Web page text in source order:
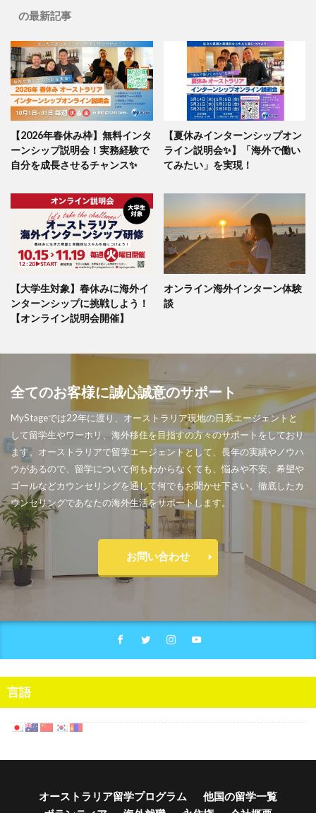
の最新記事
【2026年春休み枠】無料インタ
ーンシップ説明会！実務経験で
自分を成長させるチャンス✨️
【夏休みインターンシップオン
ライン説明会✨】「海外で働い
てみたい」を実現！
【大学生対象】春休みに海外イ
ンターンシップに挑戦しよう！
【オンライン説明会開催】
オンライン海外インターン体験
談
全てのお客様に誠心誠意のサポート
MyStageでは22年に渡り、オーストラリア現地の日系エージェントと
して留学生やワーホリ、海外移住を目指すの方々のサポートをしており
ます。オーストラリアで留学エージェントとして、長年の実績やノウハ
ウがあるので、留学について何もわからなくても、悩みや不安、希望や
ゴールなどカウンセリングを通して何でもお聞かせ下さい。徹底したカ
ウンセリングであなたの海外生活をサポートします。
お問い合わせ
言語
オーストラリア留学プログラム
他国の留学一覧